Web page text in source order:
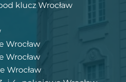
klucz Wrocław
Wrocław
Wrocław
Wrocław